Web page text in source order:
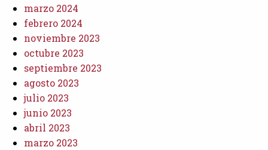
marzo 2024
febrero 2024
noviembre 2023
octubre 2023
septiembre 2023
agosto 2023
julio 2023
junio 2023
abril 2023
marzo 2023